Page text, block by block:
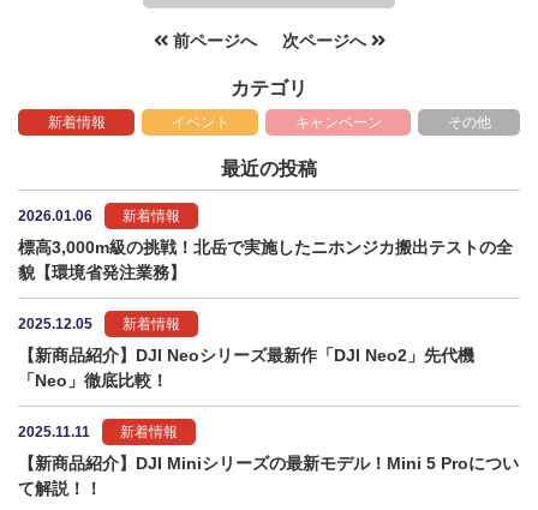
前ページへ 次ページへ
カテゴリ
新着情報 イベント キャンペーン その他
最近の投稿
2026.01.06 新着情報
標高3,000m級の挑戦！北岳で実施したニホンジカ搬出テストの全
貌【環境省発注業務】
2025.12.05 新着情報
【新商品紹介】DJI Neoシリーズ最新作「DJI Neo2」先代機
「Neo」徹底比較！
2025.11.11 新着情報
【新商品紹介】DJI Miniシリーズの最新モデル！Mini 5 Proについ
て解説！！